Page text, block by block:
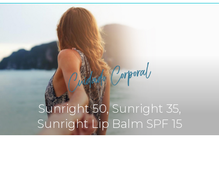
Sunright 50, Sunright 35,
Sunright Lip Balm SPF 15